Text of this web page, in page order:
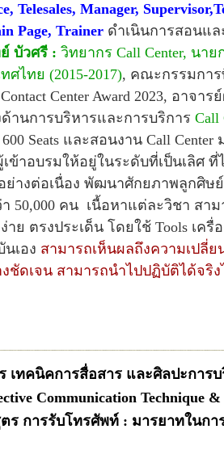
Telesales, Manager,
Page, Trainer ดำเนินการสอนแ
บัวศรี : วิทยากร Call Center, นาย
ศไทย (2015-2017), คณะกรรมกา
Center Award 2023, อาจา
านการบริหารและการบริการ Call
Seats และสอนงาน Call Center
ข้าอบรมให้อยู่ในระดับที่เป็นเลิศ ที่
ย่างต่อเนื่อง พัฒนาศักยภาพลูกศิ
50,000 คน เนื้อหาแต่ละวิชา สา
าย ตรงประเด็น โดยใช้ Tools เค
เอง สามารถเห็นผลถึงความเปลี่
ชัดเจน สามารถนำไปปฏิบัติได้จริ
เทคนิคการสื่อสาร และศิลปะการ
Communication Technique &
ร การรับโทรศัพท์ : มารยาทในกา